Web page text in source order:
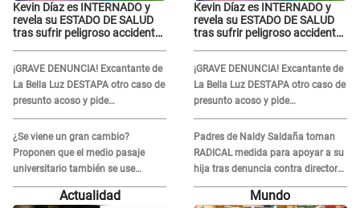
Kevin Díaz es INTERNADO y
revela su ESTADO DE SALUD
tras sufrir peligroso accidente
¡GRAVE DENUNCIA! Excantante de
La Bella Luz DESTAPA otro caso de
presunto acoso y pide
PROTECCIÓN por temor a
represalias: "Yo siempre..."
¿Se viene un gran cambio?
Proponen que el medio pasaje
universitario también se use
sábados, domingos y feriados
Kevin Díaz es INTERNADO y
revela su ESTADO DE SALUD
tras sufrir peligroso accidente
¡GRAVE DENUNCIA! Excantante de
La Bella Luz DESTAPA otro caso de
presunto acoso y pide
PROTECCIÓN por temor a
represalias: "Yo siempre..."
Padres de Naldy Saldaña toman
RADICAL medida para apoyar a su
hija tras denuncia contra director
musical de La Bella Luz: "Esto no
se va a quedar así"
Actualidad Mundo